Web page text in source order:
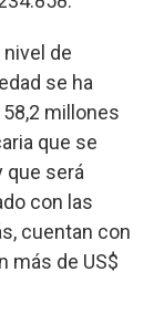
de
se ha
millones
que se
que será
con las
cuentan con
más de US$